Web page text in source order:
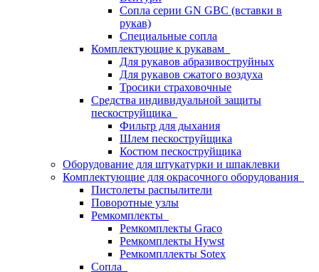
Сопла серии GN GBC (вставки в
рукав)
Специальные сопла
Комплектующие к рукавам
Для рукавов абразивоструйных
Для рукавов сжатого воздуха
Тросики страховочные
Средства индивидуальной защиты
пескоструйщика
Фильтр для дыхания
Шлем пескоструйщика
Костюм пескоструйщика
Оборудование для штукатурки и шпаклевки
Комплектующие для окрасочного оборудования
Пистолеты распылители
Поворотные узлы
Ремкомплекты
Ремкомплекты Graco
Ремкомплекты Hywst
Ремкомпллекты Sotex
Сопла